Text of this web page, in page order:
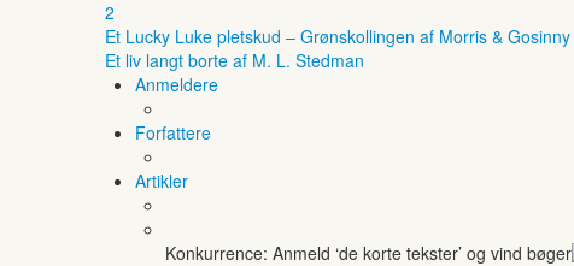
2
Et Lucky Luke pletskud – Grønskollingen af Morris & Gosinny
Et liv langt borte af M. L. Stedman
Anmeldere
Forfattere
Artikler
Konkurrence: Anmeld ‘de korte tekster’ og vind bøger